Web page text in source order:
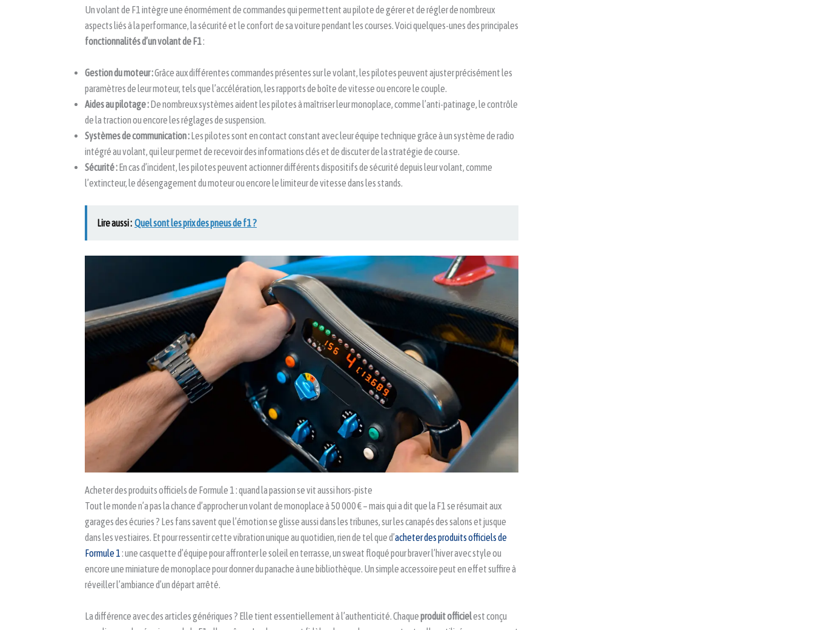
Un volant de F1 intègre une énormément de commandes qui permettent au pilote de gérer et de régler de nombreux
aspects liés à la performance, la sécurité et le confort de sa voiture pendant les courses. Voici quelques-unes des principales
fonctionnalités d’un volant de F1:
Gestion du moteur :Grâce aux différentes commandes présentes sur le volant, les pilotes peuvent ajuster précisément les
paramètres de leur moteur, tels que l’accélération, les rapports de boîte de vitesse ou encore le couple.
Aides au pilotage :De nombreux systèmes aident les pilotes à maîtriser leur monoplace, comme l’anti-patinage, le contrôle
de la traction ou encore les réglages de suspension.
Systèmes de communication :Les pilotes sont en contact constant avec leur équipe technique grâce à un système de radio
intégré au volant, qui leur permet de recevoir des informations clés et de discuter de la stratégie de course.
Sécurité :En cas d’incident, les pilotes peuvent actionner différents dispositifs de sécurité depuis leur volant, comme
l’extincteur, le désengagement du moteur ou encore le limiteur de vitesse dans les stands.
Lire aussi : Quel sont les prix des pneus de f1 ?
Acheter des produits officiels de Formule 1 : quand la passion se vit aussi hors-piste
Tout le monde n’a pas la chance d’approcher un volant de monoplace à 50 000 € – mais qui a dit que la F1 se résumait aux
garages des écuries ? Les fans savent que l’émotion se glisse aussi dans les tribunes, sur les canapés des salons et jusque
dans les vestiaires. Et pour ressentir cette vibration unique au quotidien, rien de tel que d’acheter des produits officiels de
Formule 1: une casquette d’équipe pour affronter le soleil en terrasse, un sweat floqué pour braver l’hiver avec style ou
encore une miniature de monoplace pour donner du panache à une bibliothèque. Un simple accessoire peut en effet suffire à
réveiller l’ambiance d’un départ arrêté.
La différence avec des articles génériques ? Elle tient essentiellement à l’authenticité. Chaqueproduit officielest conçu